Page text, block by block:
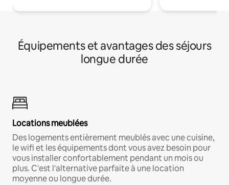
Équipements et avantages des séjours
longue durée
Locations meublées
Des logements entièrement meublés avec une cuisine,
le wifi et les équipements dont vous avez besoin pour
vous installer confortablement pendant un mois ou
plus. C'est l'alternative parfaite à une location
moyenne ou longue durée.